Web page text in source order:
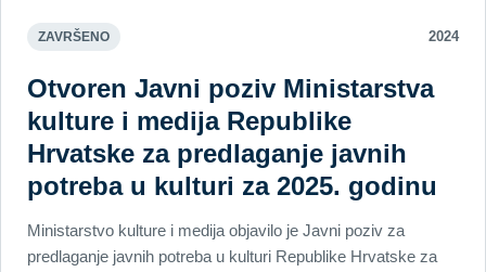
ZAVRŠENO 2024
Otvoren Javni poziv Ministarstva
kulture i medija Republike
Hrvatske za predlaganje javnih
potreba u kulturi za 2025. godinu
Ministarstvo kulture i medija objavilo je Javni poziv za
predlaganje javnih potreba u kulturi Republike Hrvatske za